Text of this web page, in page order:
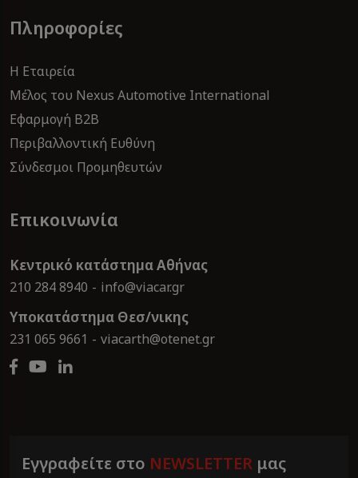
Πληροφορίες
Η Εταιρεία
Μέλος του Nexus Automotive International
Εφαρμογή B2Β
Περιβαλλοντική Ευθύνη
Σύνδεσμοι Προμηθευτών
Επικοινωνία
Κεντρικό κατάστημα Αθήνας
210 284 8940 info@viacar.gr
Υποκατάστημα Θεσ/νικης
231 065 9661 viacarth@otenet.gr
Εγγραφείτε στο NEWSLETTER μας